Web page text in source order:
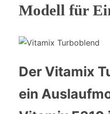
Modell für
Der Vitamix
ein